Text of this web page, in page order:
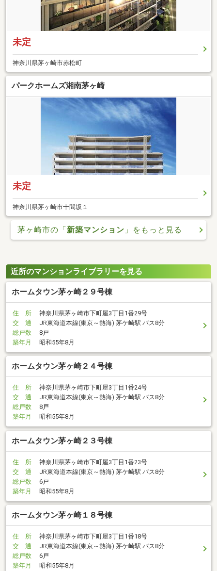
未定
神奈川県茅ヶ崎市赤松町
パークホームズ湘南茅ヶ崎
未定
神奈川県茅ヶ崎市十間坂１
茅ヶ崎市の「新築マンション 」をもっと見る
近所のマンションライブラリーを見る
ホームタウン茅ヶ崎２９号棟
住 所
神奈川県茅ヶ崎市下町屋3丁目1番29号
交 通
JR東海道本線(東京～熱海) 茅ケ崎駅 バス8分
総戸数
8戸
築年月
昭和55年8月
ホームタウン茅ヶ崎２４号棟
住 所
神奈川県茅ヶ崎市下町屋3丁目1番24号
交 通
JR東海道本線(東京～熱海) 茅ケ崎駅 バス8分
総戸数
8戸
築年月
昭和55年8月
ホームタウン茅ヶ崎２３号棟
住 所
神奈川県茅ヶ崎市下町屋3丁目1番23号
交 通
JR東海道本線(東京～熱海) 茅ケ崎駅 バス8分
総戸数
6戸
築年月
昭和55年8月
ホームタウン茅ヶ崎１８号棟
住 所
神奈川県茅ヶ崎市下町屋3丁目1番18号
交 通
JR東海道本線(東京～熱海) 茅ケ崎駅 バス8分
総戸数
6戸
築年月
昭和55年8月